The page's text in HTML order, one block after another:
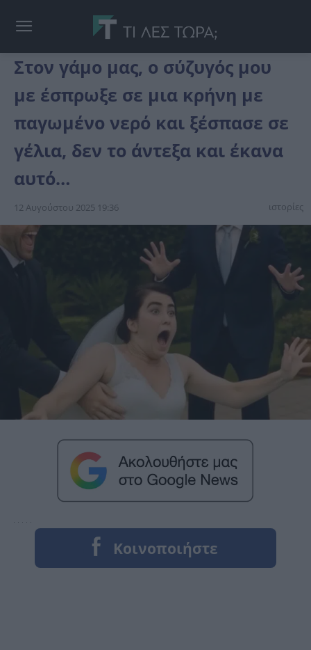
Στον γάμο μας, ο σύζυγός μου
με έσπρωξε σε μια κρήνη με
παγωμένο νερό και ξέσπασε σε
γέλια, δεν το άντεξα και έκανα
αυτό…
12 Αυγούστου 2025 19:36 ιστορίες